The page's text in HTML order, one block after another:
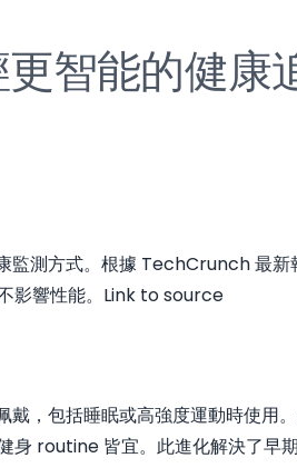
智能的健康
測方式。根據 TechCrunch 最
響性能。 Link to source
，包括睡眠或高強度運動時使用
routine 皆宜。此進化解決了早